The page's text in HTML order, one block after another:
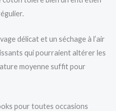
délicat et un séchage à l’air
qui pourraient altérer les
moyenne suffit pour
pour toutes occasions